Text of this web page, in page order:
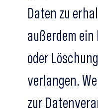
Daten zu
außerdem
oder
verlangen.
zur